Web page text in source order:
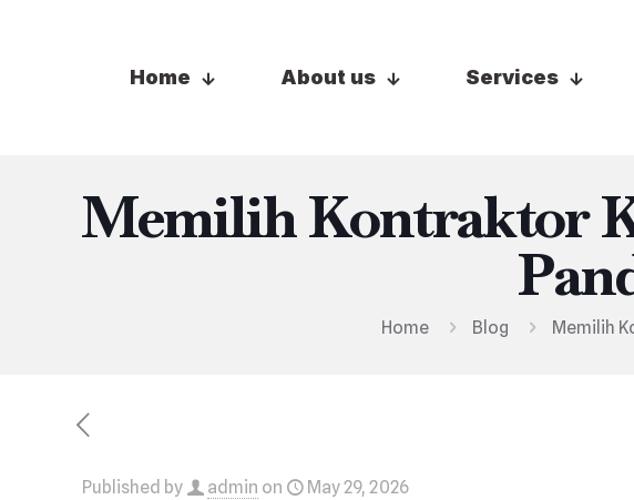
Home About us Services
Memilih Kontraktor
Home Blog Memilih
Published by admin on May 29, 2026